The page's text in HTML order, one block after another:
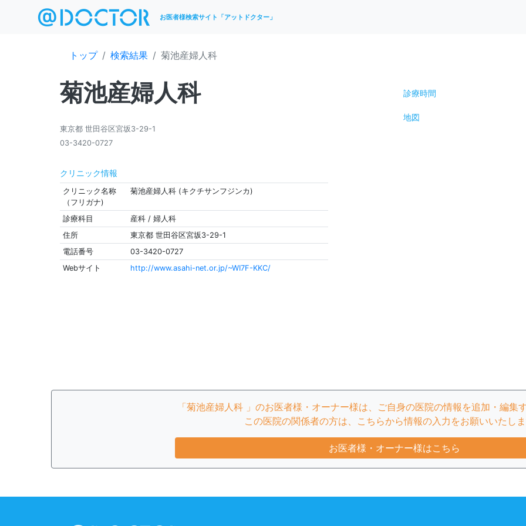
お医者様検索サイト「アットドクター」
トップ 検索結果 菊池産婦人科
菊池産婦人科
東京都 世田谷区宮坂3-29-1
03-3420-0727
クリニック情報
クリニック名称
（フリガナ)
菊池産婦人科 (キクチサンフジンカ)
診療科目
産科 / 婦人科
住所
東京都 世田谷区宮坂3-29-1
電話番号
03-3420-0727
Webサイト
http://www.asahi-net.or.jp/~WI7F-KKC/
診療時間
地図
「菊池産婦人科 」のお医者様・オーナー様は、ご自身の医院の情報を追加・編集
この医院の関係者の方は、こちらから情報の入力をお願いいたしま
お医者様・オーナー様はこちら